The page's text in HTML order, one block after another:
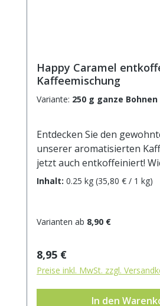
Happy Caramel
Kaffeemischung
Variante: 250 g ganze Bohnen
Entdecken Sie den
unserer aromatisierten
jetzt auch entkoffeiniert!
finden nur hochwertige
Verfahren und
im Trommelröstverfahren
den Punkt geröstet.
Karamellaroma strömt
Öffnen der Tüte entgegen. In der Tasse
Inhalt: 0.25 kg (35,80 € / 1 kg)
Varianten ab 8,90 €
Regulärer Preis:
8,95 €
Preise inkl. MwSt. zzgl.
In den